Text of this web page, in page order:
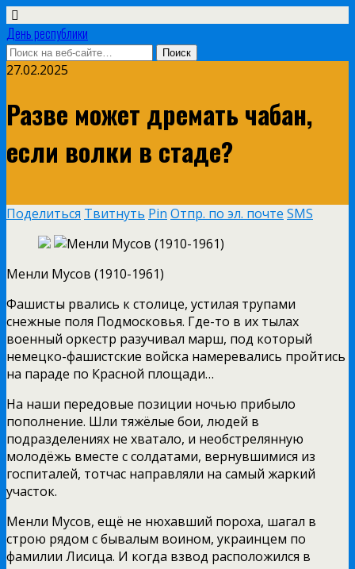
День республики
27.02.2025
Разве может дремать чабан,
если волки в стаде?
Поделиться Твитнуть Pin Отпр. по эл. почте SMS
Менли Мусов (1910-1961)
Фашисты рвались к столице, устилая трупами
снежные поля Подмосковья. Где-то в их тылах
военный оркестр разучивал марш, под который
немецко-фашистские войска намеревались пройтись
на параде по Красной площади…
На наши передовые позиции ночью прибыло
пополнение. Шли тяжёлые бои, людей в
подразделениях не хватало, и необстрелянную
молодёжь вместе с солдатами, вернувшимися из
госпиталей, тотчас направляли на самый жаркий
участок.
Менли Мусов, ещё не нюхавший пороха, шагал в
строю рядом с бывалым воином, украинцем по
фамилии Лисица. И когда взвод расположился в